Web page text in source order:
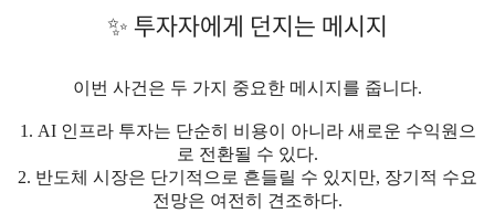
✨ 투자자에게 던지는 메시지
이번 사건은 두 가지 중요한 메시지를 줍니다.
1. AI 인프라 투자는 단순히 비용이 아니라 새로운 수익원으
로 전환될 수 있다.
2. 반도체 시장은 단기적으로 흔들릴 수 있지만, 장기적 수요
전망은 여전히 견조하다.